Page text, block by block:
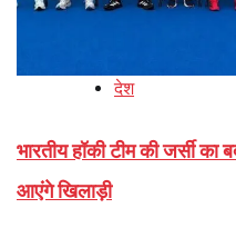
देश
भारतीय हॉकी टीम की जर्सी
आएंगे खिलाड़ी